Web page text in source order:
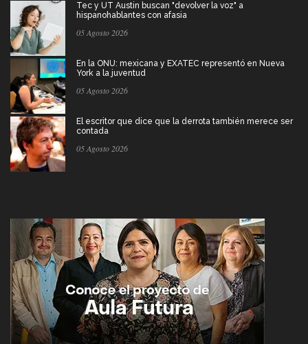
Tec y UT Austin buscan "devolver la voz" a
hispanohablantes con afasia
05 Agosto 2026
En la ONU: mexicana y EXATEC representó en Nueva
York a la juventud
05 Agosto 2026
El escritor que dice que la derrota también merece ser
contada
05 Agosto 2026